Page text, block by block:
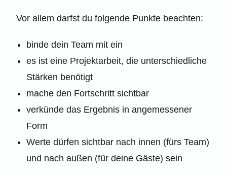
Vor allem darfst du folgende Punkte beachten:
binde dein Team mit ein
es ist eine Projektarbeit, die unterschiedliche
Stärken benötigt
mache den Fortschritt sichtbar
verkünde das Ergebnis in angemessener
Form
Werte dürfen sichtbar nach innen (fürs Team)
und nach außen (für deine Gäste) sein